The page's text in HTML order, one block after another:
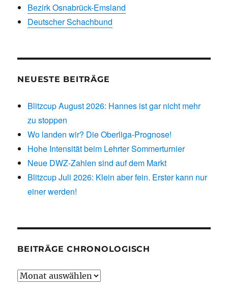
Bezirk Osnabrück-Emsland
Deutscher Schachbund
NEUESTE BEITRÄGE
Blitzcup August 2026: Hannes ist gar nicht mehr
zu stoppen
Wo landen wir? Die Oberliga-Prognose!
Hohe Intensität beim Lehrter Sommerturnier
Neue DWZ-Zahlen sind auf dem Markt
Blitzcup Juli 2026: Klein aber fein. Erster kann nur
einer werden!
BEITRÄGE CHRONOLOGISCH
Beiträge